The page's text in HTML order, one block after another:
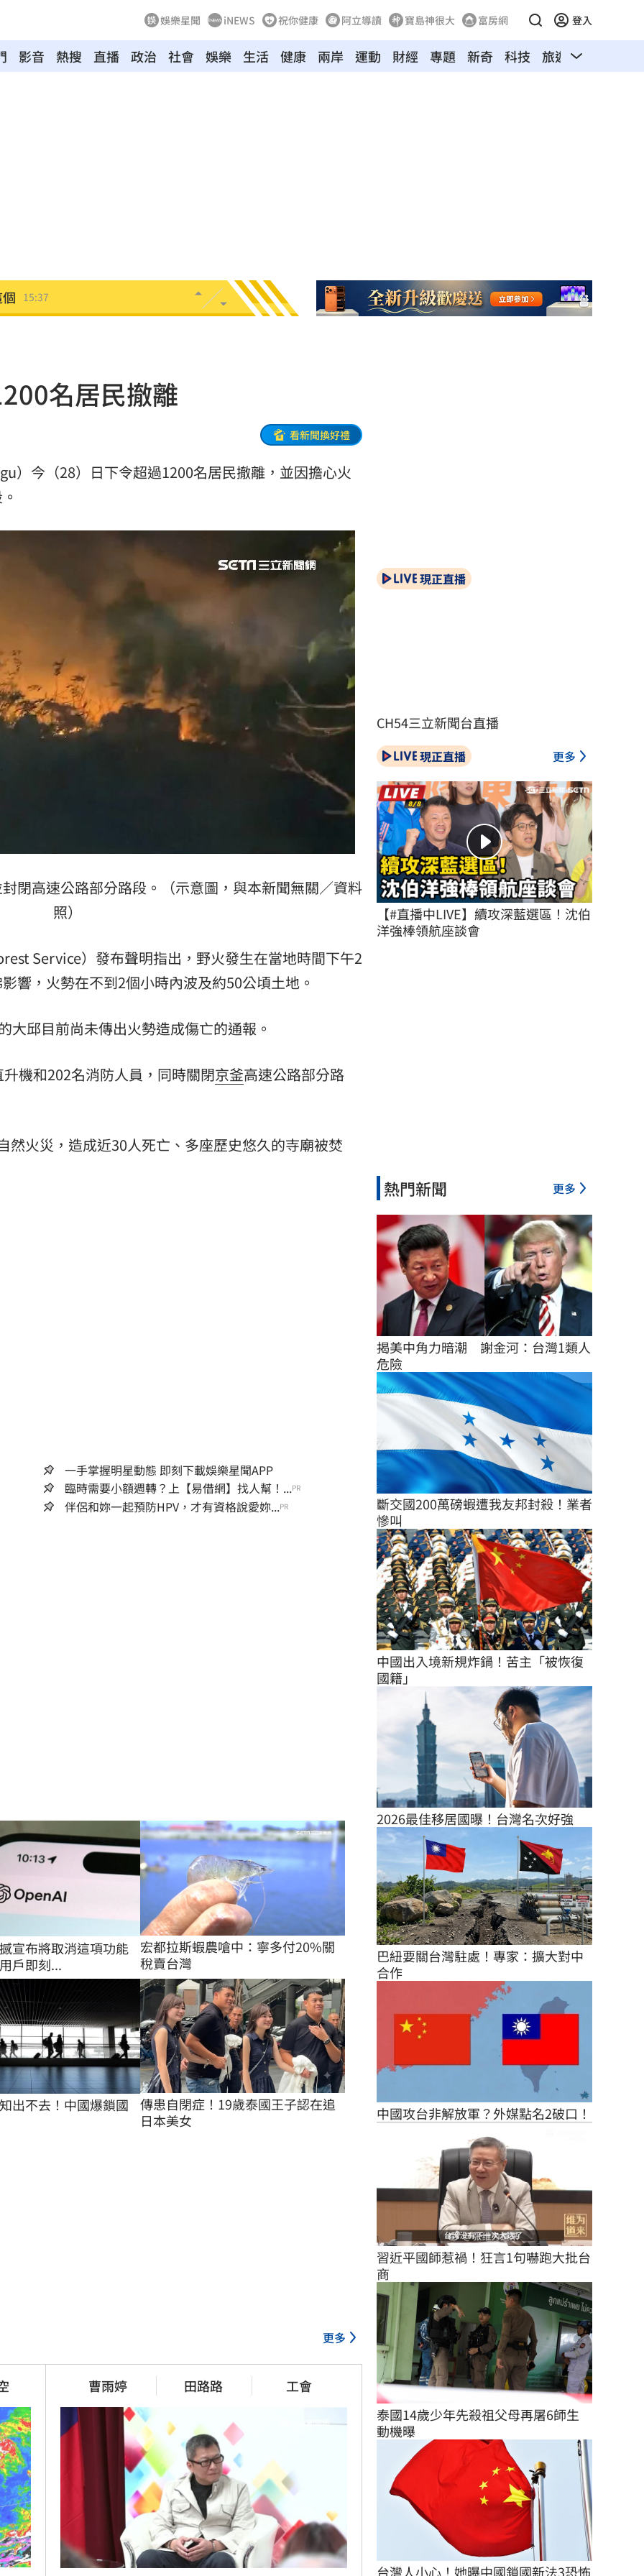
娛樂星聞 iNEWS 祝你健康 阿立導讀 寶島神很大 富房網 登入
影音 熱搜 直播 政治 社會 娛樂 生活 健康 兩岸 運動 財經 專題 新奇 科技 旅遊 汽車
15:37
15:33
15:25
15:02
15:02
12:00
12:00
10:30
10:00
名居民撤離
看新聞換好禮
）今（28）日下令超過1200名居民撤離，並因擔心火
閉高速公路部分路段。（示意圖，與本新聞無關／資料
照）
Service）發布聲明指出，野火發生在當地時間下午2
響，火勢在不到2個小時內波及約50公頃土地。
大邱目前尚未傳出火勢造成傷亡的通報。
機和202名消防人員，同時關閉京釜高速公路部分路
然火災，造成近30人死亡、多座歷史悠久的寺廟被焚
一手掌握明星動態 即刻下載娛樂星聞APP
臨時需要小額週轉？上【易借網】找人幫！...PR
伴侶和妳一起預防HPV，才有資格說愛妳...PR
宣布將取消這項功能
戶即刻...
宏都拉斯蝦農嗆中：寧多付20%關
稅賣台灣
出不去！中國爆鎖國
傳患自閉症！19歲泰國王子認在追
日本美女
更多
曹雨婷 田路路 工會
現正直播
CH54三立新聞台直播
現正直播 更多
【#直播中LIVE】續攻深藍選區！沈伯
洋強棒領航座談會
熱門新聞 更多
揭美中角力暗潮　謝金河：台灣1類人
危險
斷交國200萬磅蝦遭我友邦封殺！業者
慘叫
中國出入境新規炸鍋！苦主「被恢復
國籍」
2026最佳移居國曝！台灣名次好強
巴紐要關台灣駐處！專家：擴大對中
合作
中國攻台非解放軍？外媒點名2破口！
習近平國師惹禍！狂言1句嚇跑大批台
商
泰國14歲少年先殺祖父母再屠6師生
動機曝
台灣人小心！她曝中國鎖國新法3恐怖